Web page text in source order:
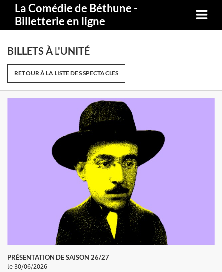
La Comédie de Béthune -
Billetterie en ligne
BILLETS À L'UNITÉ
RETOUR À LA LISTE DES SPECTACLES
PRÉSENTATION DE SAISON 26/27
le 30/06/2026